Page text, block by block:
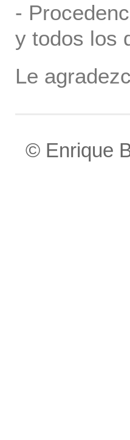
-
y todos los
Le
© Enrique